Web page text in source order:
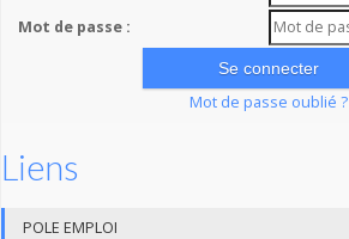
Mot de passe :
Mot de passe oublié ?
Liens
POLE EMPLOI